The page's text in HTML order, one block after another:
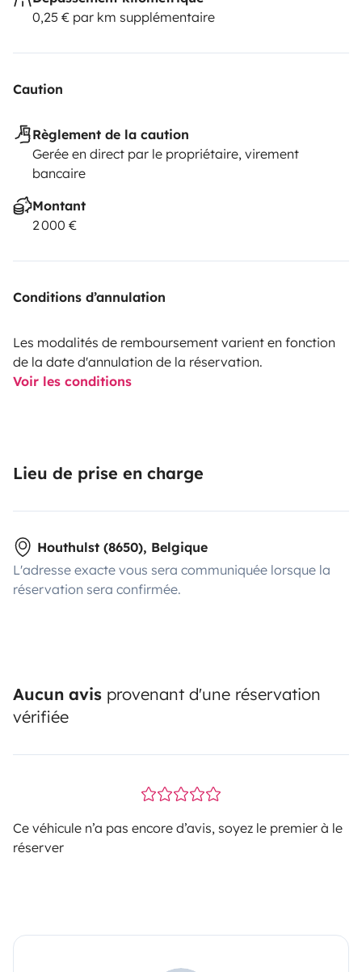
0,25 € par km supplémentaire
Caution
Règlement de la caution
Gerée en direct par le propriétaire, virement
bancaire
Montant
2 000 €
Conditions d’annulation
Les modalités de remboursement varient en fonction
de la date d'annulation de la réservation.
Voir les conditions
Lieu de prise en charge
Houthulst (8650), Belgique
L'adresse exacte vous sera communiquée lorsque la
réservation sera confirmée.
Aucun avis provenant d'une réservation
vérifiée
Ce véhicule n’a pas encore d’avis, soyez le premier à le
réserver